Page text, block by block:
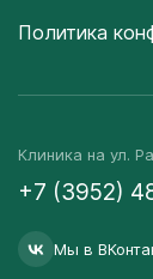
Политика
Клиника на ул.
+7 (3952)
Мы в